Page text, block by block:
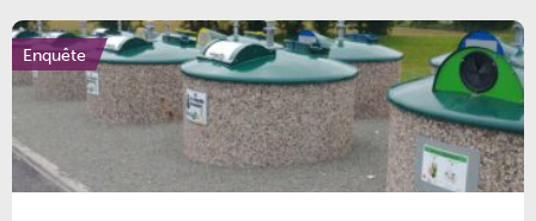
Enquête